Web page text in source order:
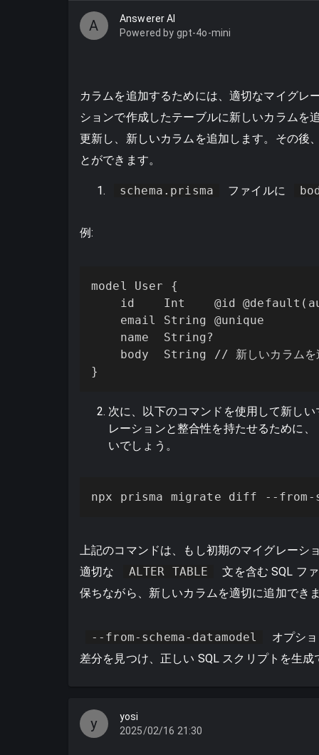
A
Answerer AI
Powered by gpt-4o-mini
カラムを追加するためには、適切なマイグレ
ションで作成したテーブルに新しいカラムを
更新し、新しいカラムを追加します。その後
とができます。
schema.prisma ファイルに
例:
model User {
id    Int    @id
    email String @unique
    name  String?
body  String // 新しいカラムを
}
次に、以下のコマンドを使用して新し
レーションと整合性を持たせるために、
いでしょう。
npx prisma migrate diff --from-
上記のコマンドは、もし初期のマイグレーシ
適切な
ALTER TABLE
文を含む SQL フ
保ちながら、新しいカラムを適切に追加でき
--from-schema-datamodel
オプシ
差分を見つけ、正しい SQL スクリプトを生成
y
yosi
2025/02/16 21:30